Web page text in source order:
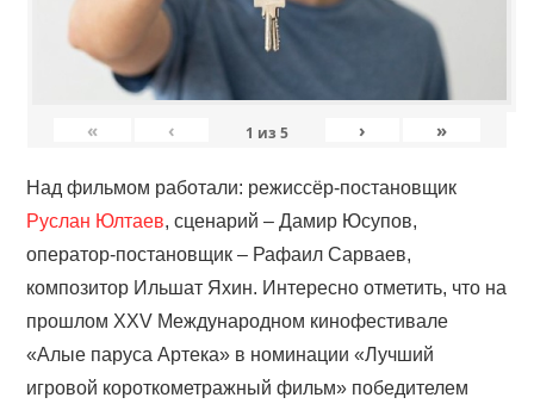
« ‹ 1 из 5 › »
Над фильмом работали: режиссёр-постановщик
Руслан Юлтаев, сценарий – Дамир Юсупов,
оператор-постановщик – Рафаил Сарваев,
композитор Ильшат Яхин. Интересно отметить, что на
прошлом XXV Международном кинофестивале
«Алые паруса Артека» в номинации «Лучший
игровой короткометражный фильм» победителем